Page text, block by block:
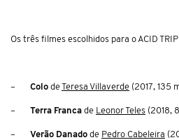
Os três filmes escolhidos para o ACID
– Colo deTeresa Villaverde (2017, 135
– Terra Franca de Leonor Teles (2018,
– Verão Danado de Pedro Cabeleira